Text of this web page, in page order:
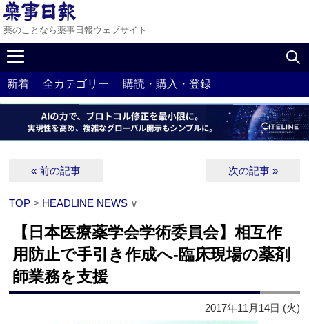
薬のことなら薬事日報ウェブサイト
新着 全カテゴリー 購読・購入・登録
« 前の記事 次の記事 »
TOP > HEADLINE NEWS ∨
【日本医療薬学会学術委員会】相互作
用防止で手引き作成へ‐臨床現場の薬剤
師業務を支援
2017年11月14日 (火)